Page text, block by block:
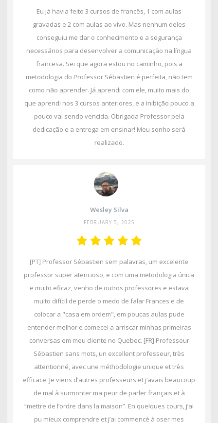
Eu já havia feito 3 cursos de francês, 1 com aulas
gravadas e 2 com aulas ao vivo. Mas nenhum deles
conseguiu me dar o conhecimento e a segurança
necessários para desenvolver a comunicação na língua
francesa. Sei que agora estou no caminho, pois a
metodologia do Professor Sébastien é perfeita, não tem
como não aprender. Já aprendi com ele, muito mais do
que aprendi nos 3 cursos anteriores, e a inibição pouco a
pouco vai sendo vencida. Obrigada Professor pela
dedicação e a entrega em ensinar! Meu sonho será
realizado.
Wesley Silva
FEBRUARY 5, 2025
[PT] Professor Sébastien sem palavras, um excelente
professor super atencioso, e com uma metodologia única
e muito eficaz, venho de outros professores e estava
muito difícil de perde o medo de falar Frances e de
colocar a "casa em ordem", em poucas aulas pude
entender melhor e comecei a arriscar minhas primeiras
conversas em meu cliente no Quebec. [FR] Professeur
Sébastien sans mots, un excellent professeur, très
attentionné, avec une méthodologie unique et très
efficace. Je viens d’autres professeurs et j’avais beaucoup
de mal à surmonter ma peur de parler français et à
“mettre de l’ordre dans la maison”. En quelques cours, j’ai
pu mieux comprendre et j’ai commencé à oser mes